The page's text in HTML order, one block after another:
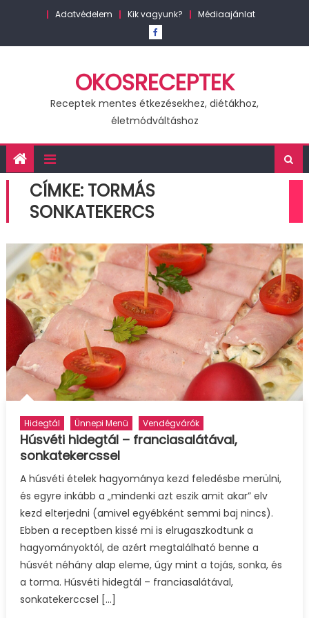
Adatvédelem Kik vagyunk? Médiaajánlat
OKOSRECEPTEK
Receptek mentes étkezésekhez, diétákhoz,
életmódváltáshoz
CÍMKE: TORMÁS
SONKATEKERCS
Hidegtál Ünnepi Menü Vendégvárók
Húsvéti hidegtál – franciasalátával,
sonkatekercssel
A húsvéti ételek hagyománya kezd feledésbe merülni,
és egyre inkább a „mindenki azt eszik amit akar” elv
kezd elterjedni (amivel egyébként semmi baj nincs).
Ebben a receptben kissé mi is elrugaszkodtunk a
hagyományoktól, de azért megtalálható benne a
húsvét néhány alap eleme, úgy mint a tojás, sonka, és
a torma. Húsvéti hidegtál – franciasalátával,
sonkatekerccsel […]